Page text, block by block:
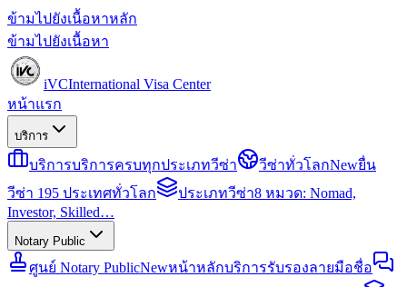
ข้ามไปยังเนื้อหาหลัก
ข้ามไปยังเนื้อหา
iVCInternational Visa Center
หน้าแรก
บริการ
บริการบริการครบทุกประเภทวีซ่า วีซ่าทั่วโลกNewยื่น
วีซ่า 195 ประเทศทั่วโลก
ประเภทวีซ่า8 หมวด: Nomad,
Investor, Skilled…
Notary Public
ศูนย์ Notary PublicNewหน้าหลักบริการรับรองลายมือชื่อ